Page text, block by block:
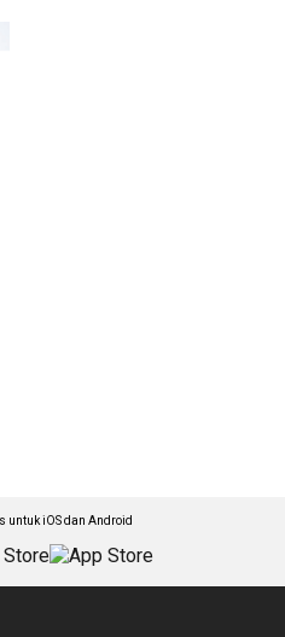
untuk iOS dan Android